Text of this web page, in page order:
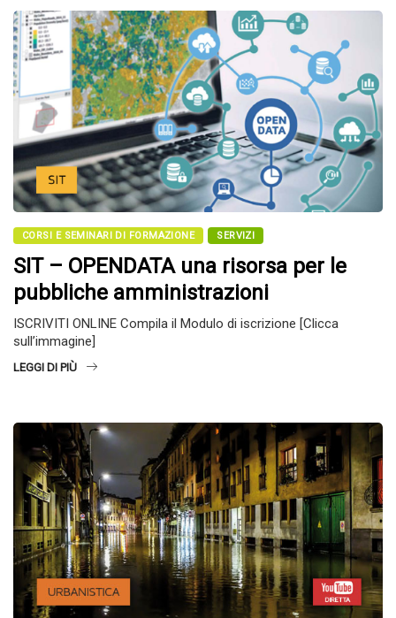
CORSI E SEMINARI DI FORMAZIONE SERVIZI
SIT – OPENDATA una risorsa per le
pubbliche amministrazioni
ISCRIVITI ONLINE Compila il Modulo di iscrizione [Clicca
sull’immagine]
LEGGI DI PIÙ